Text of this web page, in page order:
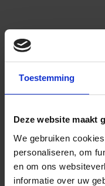
Toestemming
Deze website maakt
We gebruiken
personaliseren, om
en om ons
informatie over uw